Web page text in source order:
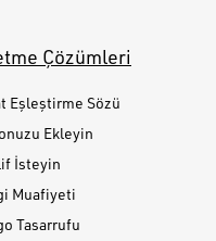
Çözümleri
Eşleştirme Sözü
Ekleyin
İsteyin
Muafiyeti
Tasarrufu